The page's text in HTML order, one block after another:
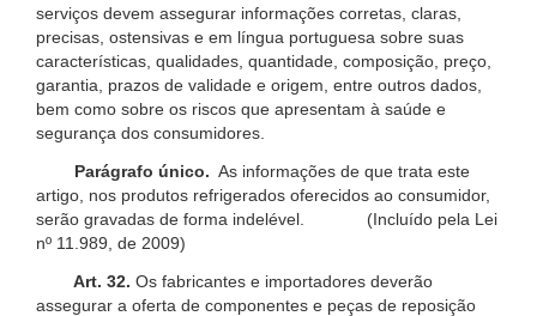
serviços devem assegurar informações corretas, claras,
precisas, ostensivas e em língua portuguesa sobre suas
características, qualidades, quantidade, composição, preço,
garantia, prazos de validade e origem, entre outros dados,
bem como sobre os riscos que apresentam à saúde e
segurança dos consumidores.
Parágrafo único. As informações de que trata este
artigo, nos produtos refrigerados oferecidos ao consumidor,
serão gravadas de forma indelével. (Incluído pela Lei
nº 11.989, de 2009)
Art. 32. Os fabricantes e importadores deverão
assegurar a oferta de componentes e peças de reposição